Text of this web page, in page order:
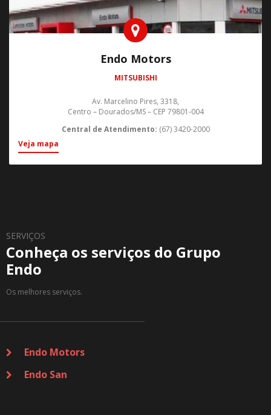
Endo Motors
MITSUBISHI
Av. Marcelino Pires, 3318,
Centro – Dourados/MS – CEP 79801-004
Central de Atendimento: (67) 3420-2000
Veja mapa
SERVIÇOS
Conheça os serviços do Grupo
Endo
Os melhores serviços.
Endo Motors
Endo San